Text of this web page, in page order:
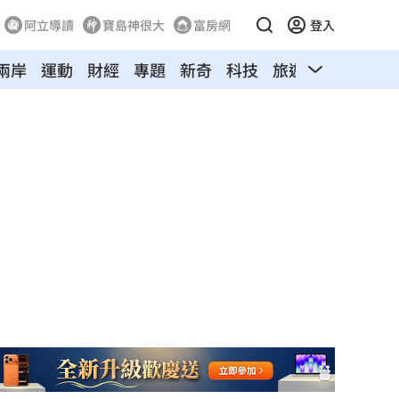
阿立導讀 寶島神很大 富房網 登入
岸 運動 財經 專題 新奇 科技 旅遊 汽車